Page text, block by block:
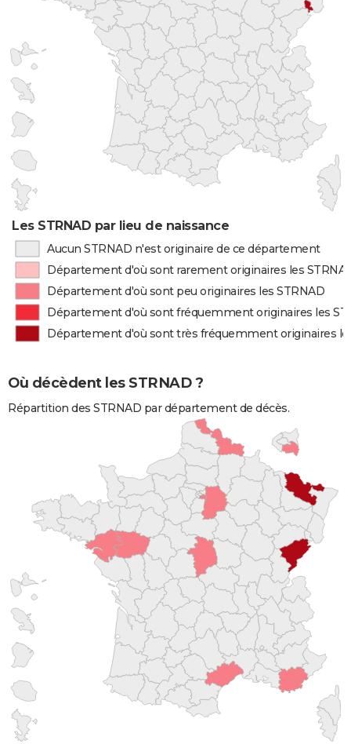
Les STRNAD par lieu de naissance
Aucun STRNAD n'est originaire de ce département
Département d'où sont rarement originaires les
Département d'où sont peu originaires les STRNAD
Département d'où sont fréquemment originaires les
Département d'où sont très fréquemment originaires
Où décèdent les STRNAD ?
Répartition des STRNAD par département de décès.